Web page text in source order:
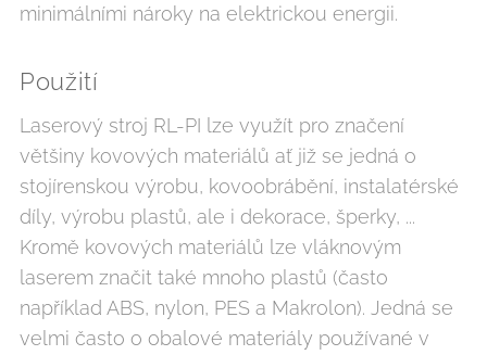
minimálními nároky na elektrickou energii.
Použití
Laserový stroj RL-PI lze využít pro značení
většiny kovových materiálů ať již se jedná o
stojírenskou výrobu, kovoobrábění, instalatérské
díly, výrobu plastů, ale i dekorace, šperky, ...
Kromě kovových materiálů lze vláknovým
laserem značit také mnoho plastů (často
například ABS, nylon, PES a Makrolon). Jedná se
velmi často o obalové materiály používané v